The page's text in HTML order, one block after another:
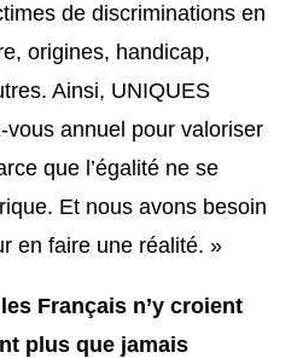
de discriminations en
origines, handicap,
Ainsi, UNIQUES
annuel pour valoriser
que l’égalité ne se
Et nous avons besoin
en faire une réalité. »
Français n’y croient
plus que jamais